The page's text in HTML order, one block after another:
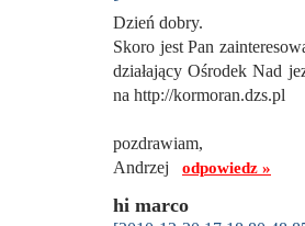
Dzień dobry.
Skoro jest Pan
działający Ośrodek Nad
na http://kormoran.dzs.pl
pozdrawiam,
Andrzej odpowiedz »
hi marco